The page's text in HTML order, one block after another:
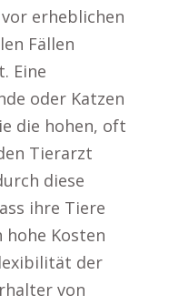
erheblichen
Fällen
Eine
oder Katzen
die hohen, oft
Tierarzt
diese
ihre Tiere
Kosten
der
von